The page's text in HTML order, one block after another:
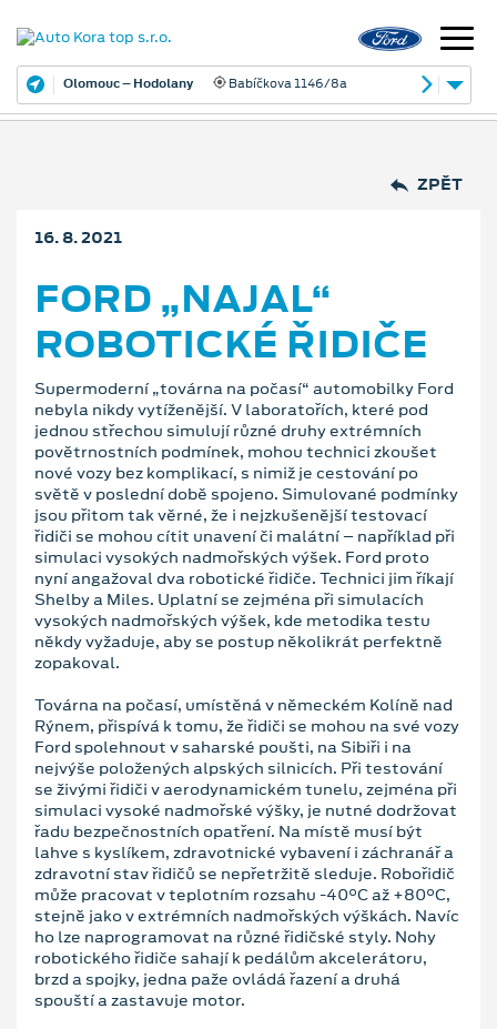
Olomouc – Hodolany Babíčkova 1146/8a
ZPĚT
16. 8. 2021
FORD „NAJAL“
ROBOTICKÉ ŘIDIČE
Supermoderní „továrna na počasí“ automobilky Ford
nebyla nikdy vytíženější. V laboratořích, které pod
jednou střechou simulují různé druhy extrémních
povětrnostních podmínek, mohou technici zkoušet
nové vozy bez komplikací, s nimiž je cestování po
světě v poslední době spojeno. Simulované podmínky
jsou přitom tak věrné, že i nejzkušenější testovací
řidiči se mohou cítit unavení či malátní – například při
simulaci vysokých nadmořských výšek. Ford proto
nyní angažoval dva robotické řidiče. Technici jim říkají
Shelby a Miles. Uplatní se zejména při simulacích
vysokých nadmořských výšek, kde metodika testu
někdy vyžaduje, aby se postup několikrát perfektně
zopakoval.
Továrna na počasí, umístěná v německém Kolíně nad
Rýnem, přispívá k tomu, že řidiči se mohou na své vozy
Ford spolehnout v saharské poušti, na Sibiři i na
nejvýše položených alpských silnicích. Při testování
se živými řidiči v aerodynamickém tunelu, zejména při
simulaci vysoké nadmořské výšky, je nutné dodržovat
řadu bezpečnostních opatření. Na místě musí být
lahve s kyslíkem, zdravotnické vybavení i záchranář a
zdravotní stav řidičů se nepřetržitě sleduje. Robořidič
může pracovat v teplotním rozsahu -40°C až +80°C,
stejně jako v extrémních nadmořských výškách. Navíc
ho lze naprogramovat na různé řidičské styly. Nohy
robotického řidiče sahají k pedálům akcelerátoru,
brzd a spojky, jedna paže ovládá řazení a druhá
spouští a zastavuje motor.